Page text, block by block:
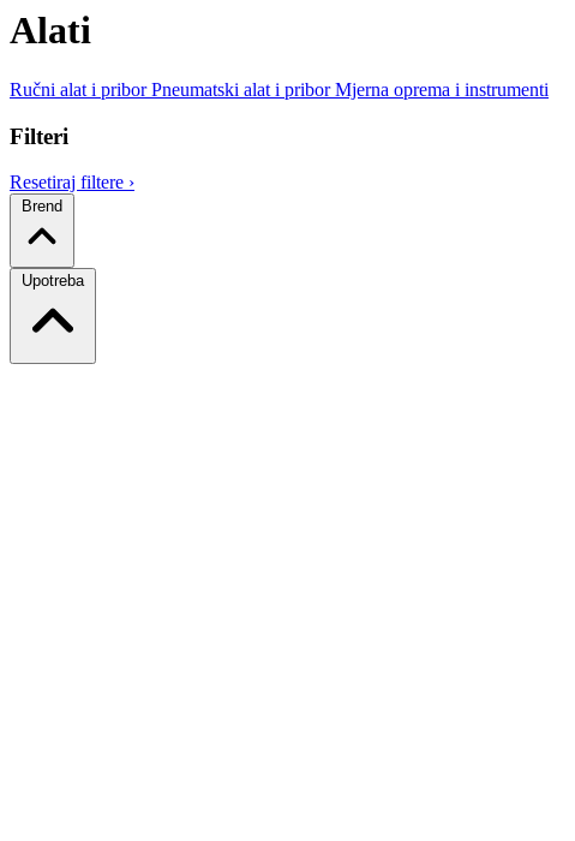
Alati
Ručni alat i priborPneumatski alat i priborMjerna oprema i instrumenti
Filteri
Resetiraj filtere ›
Brend
Upotreba